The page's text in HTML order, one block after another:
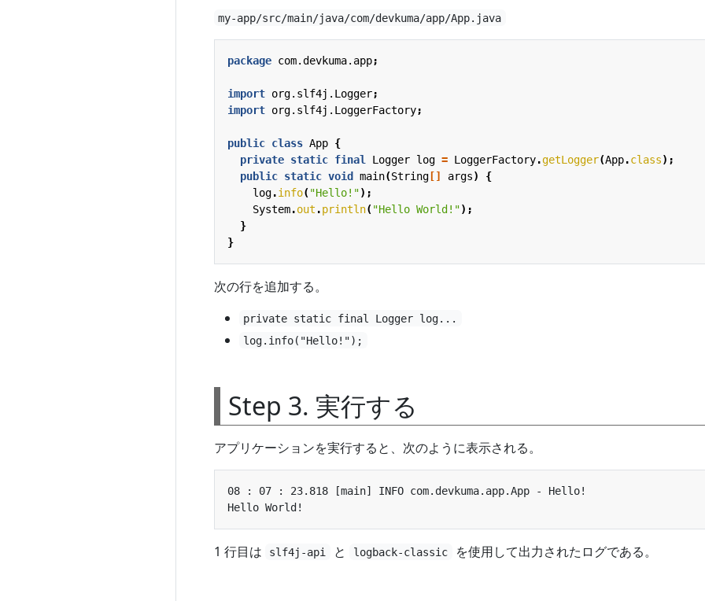
my-app/src/main/java/com/devkuma/app/App.java
package com.devkuma.app;
import org.slf4j.Logger;
import org.slf4j.LoggerFactory;
public class App {
private static final Logger log = LoggerFactory.getLogger(App.class);
public static void main(String [] args)
{
log.info("Hello!");
System.out .println("Hello World!");
}
}
次の行を追加する。
private static final Logger log...
log.info("Hello!");
Step 3. 実行する
アプリケーションを実行すると、次のように表示される。
1 行目は slf4j-api と logback-classic を使用して出力されたログである。